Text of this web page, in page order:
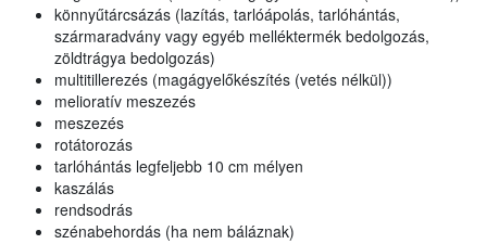
könnyűtárcsázás (lazítás, tarlóápolás, tarlóhántás,
szármaradvány vagy egyéb melléktermék bedolgozás,
zöldtrágya bedolgozás)
multitillerezés (magágyelőkészítés (vetés nélkül))
melioratív meszezés
meszezés
rotátorozás
tarlóhántás legfeljebb 10 cm mélyen
kaszálás
rendsodrás
szénabehordás (ha nem báláznak)